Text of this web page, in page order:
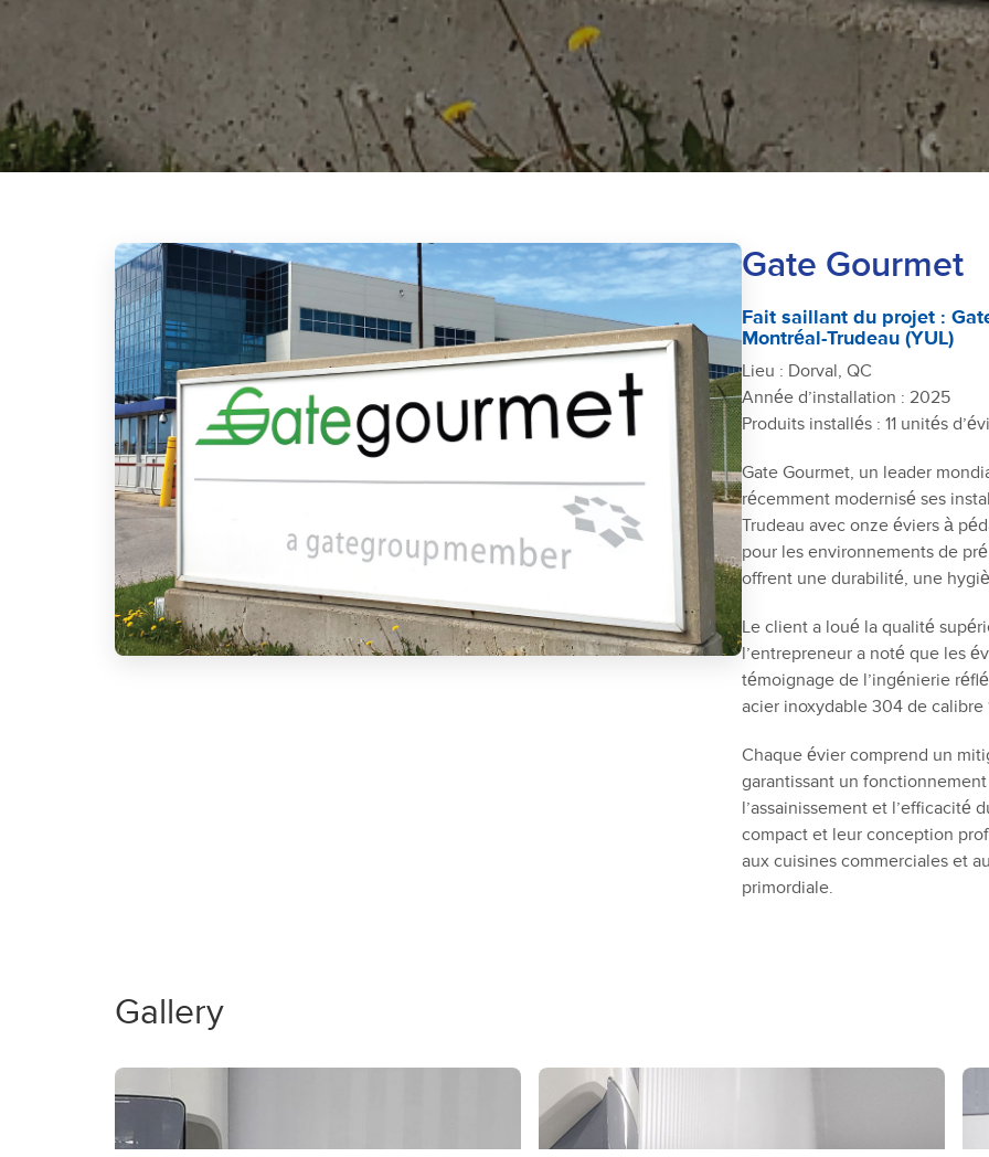
Gate Gourmet
Fait saillant du projet :
Montréal-Trudeau (YUL)
Lieu : Dorval, QC
Année d’installation : 2025
Produits installés : 11 unités
Gate Gourmet, un leader
récemment modernisé ses
Trudeau avec onze éviers à
pour les environnements de
offrent une durabilité, une
Le client a loué la qualité
l’entrepreneur a noté que les
témoignage de l’ingénierie
acier inoxydable 304 de calibre
Chaque évier comprend un
garantissant un
l’assainissement et l’efficacité
compact et leur conception
aux cuisines commerciales et
primordiale.
Gallery